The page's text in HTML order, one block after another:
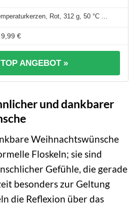
Rot, 312 g, 50 °C ...
9,99 €
ANGEBOT »
und dankbarer
Weihnachtswünsche
Floskeln; sie sind
Gefühle, die gerade
besonders zur Geltung
die Reflexion über das